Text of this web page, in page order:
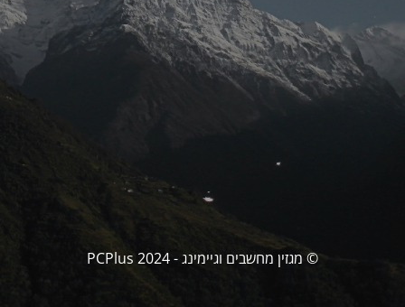
© מגזין מחשבים וגיימינג - PCPlus 2024